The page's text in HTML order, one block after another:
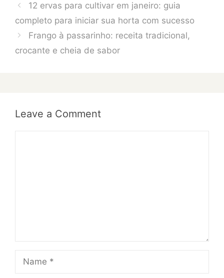
12 ervas para cultivar em janeiro: guia
completo para iniciar sua horta com sucesso
Frango à passarinho: receita tradicional,
crocante e cheia de sabor
Leave a Comment
Name